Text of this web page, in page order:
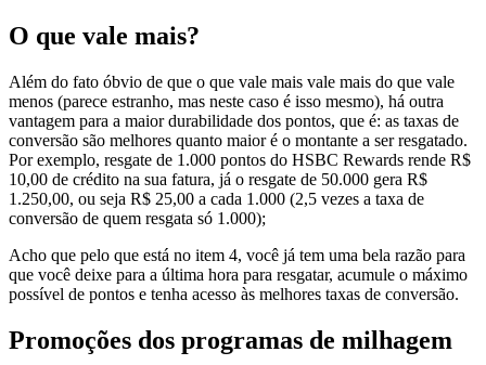
O que vale mais?
Além do fato óbvio de que o que vale mais vale mais do que vale
menos (parece estranho, mas neste caso é isso mesmo), há outra
vantagem para a maior durabilidade dos pontos, que é: as taxas de
conversão são melhores quanto maior é o montante a ser resgatado.
Por exemplo, resgate de 1.000 pontos do HSBC Rewards rende R$
10,00 de crédito na sua fatura, já o resgate de 50.000 gera R$
1.250,00, ou seja R$ 25,00 a cada 1.000 (2,5 vezes a taxa de
conversão de quem resgata só 1.000);
Acho que pelo que está no item 4, você já tem uma bela razão para
que você deixe para a última hora para resgatar, acumule o máximo
possível de pontos e tenha acesso às melhores taxas de conversão.
Promoções dos programas de milhagem